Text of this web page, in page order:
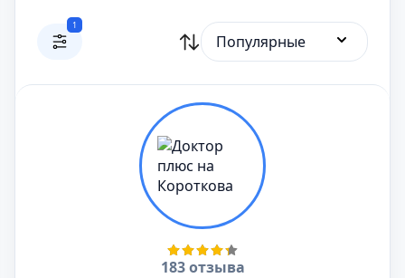
1
Популярные
183 отзыва